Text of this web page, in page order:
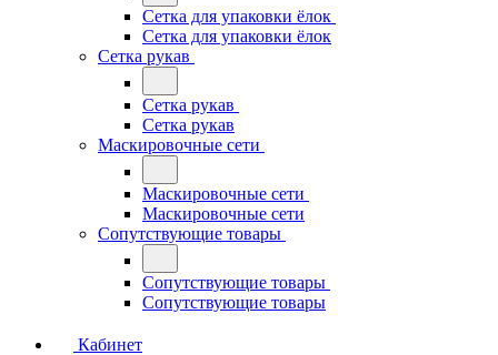
Сетка для упаковки ёлок
Сетка для упаковки ёлок
Сетка рукав
Сетка рукав
Сетка рукав
Маскировочные сети
Маскировочные сети
Маскировочные сети
Сопутствующие товары
Сопутствующие товары
Сопутствующие товары
Кабинет